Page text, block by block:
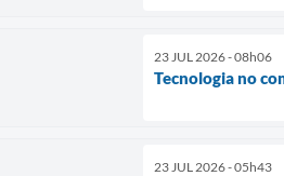
23 JUL 2026 - 08h06
Tecnologia no
23 JUL 2026 - 05h43